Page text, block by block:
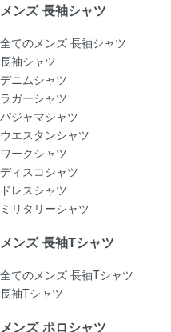
メンズ 長袖シャツ
全てのメンズ 長袖シャツ
長袖シャツ
デニムシャツ
ラガーシャツ
パジャマシャツ
ウエスタンシャツ
ワークシャツ
ディスコシャツ
ドレスシャツ
ミリタリーシャツ
メンズ 長袖Tシャツ
全てのメンズ 長袖Tシャツ
長袖Tシャツ
メンズ ポロシャツ